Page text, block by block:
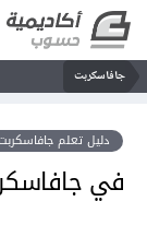
جافاسكربت
دليل تعلم
في